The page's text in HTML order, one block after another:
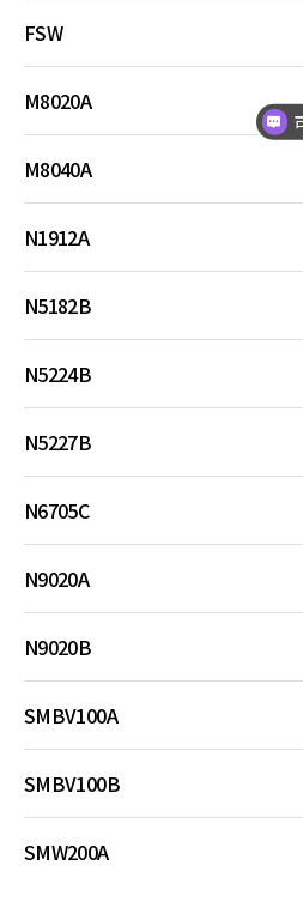
FSW
M8020A
M8040A
N1912A
N5182B
N5224B
N5227B
N6705C
N9020A
N9020B
SMBV100A
SMBV100B
SMW200A